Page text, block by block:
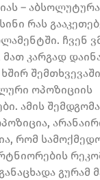
–
რას
ჩვენ
კარგად
ოპოზიციის
ამის
რომ
გურამ